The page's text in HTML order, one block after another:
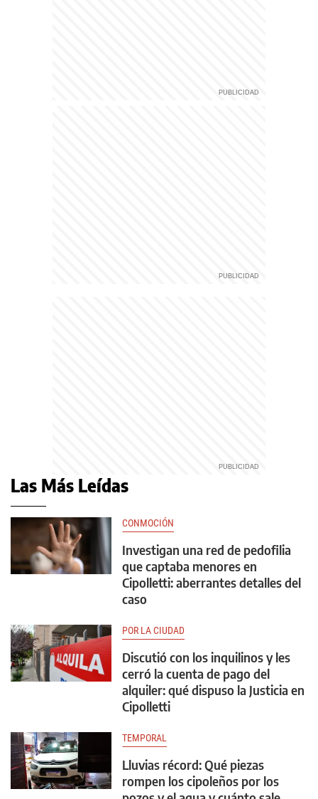
Las Más Leídas
CONMOCIÓN
Investigan una red de pedofilia
que captaba menores en
Cipolletti: aberrantes detalles del
caso
POR LA CIUDAD
Discutió con los inquilinos y les
cerró la cuenta de pago del
alquiler: qué dispuso la Justicia en
Cipolletti
TEMPORAL
Lluvias récord: Qué piezas
rompen los cipoleños por los